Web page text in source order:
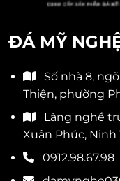
ĐÁ MỸ
Số nhà 8,
Thiện, phường
Làng nghề
Xuân Phúc, Ninh
0912.98.67.98